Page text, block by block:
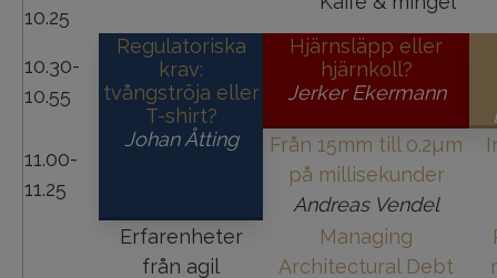
10.25
10.30-
10.55
Regulatoriska
krav:
tvångströja eller
T-shirt?
Johan Åtting
Hjärnsläpp eller
hjärnkoll?
Jerker Ekermann
11.00-
11.25
Från 15mm till 0.2µm
på millisekunder
Andreas Vendel
Erfarenheter
från agil
Managing
Architectural Debt